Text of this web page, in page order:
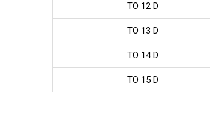
TO 12 D
TO 13 D
TO 14 D
TO 15 D